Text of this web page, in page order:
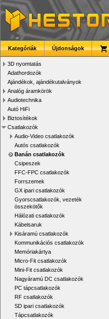
Kategóriák Újdonságok
3D nyomtatás
Adathordozók
Ajándékok, ajándékutalványok
Analóg áramkörök
Audiotechnika
Autó HiFi
Biztosítékok
Csatlakozók
Audio-Video csatlakozók
Autós csatlakozók
Banán csatlakozók
Csipeszek
FFC-FPC csatlakozók
Forrszemek
GX ipari csatlakozók
Gyorscsatlakozók, vezeték
összekötők
Hálózati csatlakozók
Kábelsaruk
Kisáramú csatlakozók
Kommunikációs csatlakozók
Memóriakártya
Micro-Fit csatlakozók
Mini-Fit csatlakozók
Nagyáramú DC csatlakozók
PC tápcsatlakozók
RF csatlakozók
SD ipari csatlakozók
Tápcsatlakozók